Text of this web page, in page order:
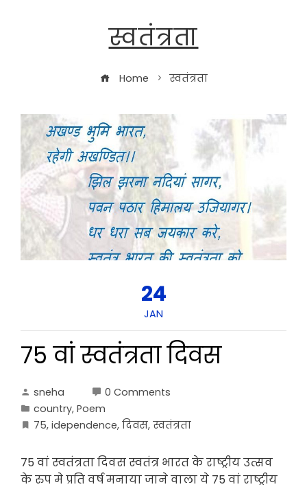
स्वतंत्रता
Home स्वतंत्रता
24
JAN
75 वां स्वतंत्रता दिवस
sneha
0 Comments
country, Poem
75, idependence, दिवस, स्वतंत्रता
75 वां स्वतंत्रता दिवस स्वतंत्र भारत के राष्ट्रीय उत्सव
के रुप मे प्रति वर्ष मनाया जाने वाला ये 75 वां राष्ट्रीय